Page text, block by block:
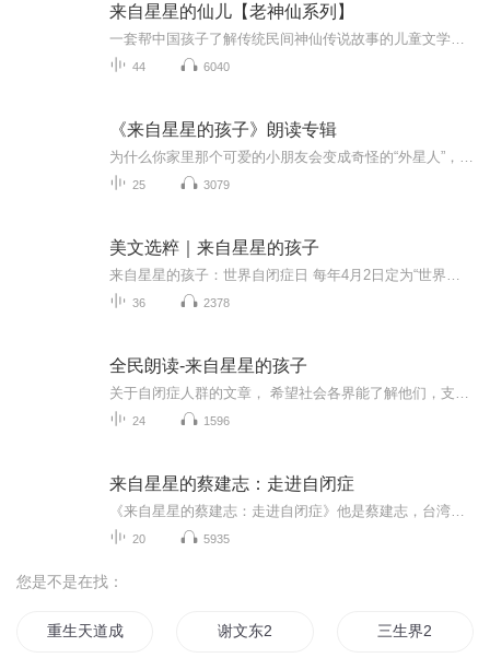
来自星星的仙儿【老神仙系列】
44 6040
《来自星星的孩子》朗读专辑
25 3079
美文选粹｜来自星星的孩子
36 2378
全民朗读-来自星星的孩子
24 1596
来自星星的蔡建志：走进自闭症
20 5935
您是不是在找：
重生天道成至高2 谢文东2 三生界2